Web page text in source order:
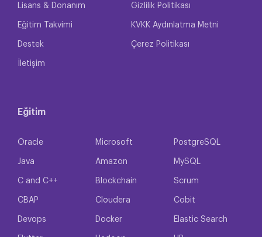
Lisans & Donanım
Eğitim Takvimi
Destek
İletişim
Gizlilik Politikası
KVKK Aydınlatma Metni
Çerez Politikası
Eğitim
Oracle Microsoft PostgreSQL
Java Amazon MySQL
C and C++ Blockchain Scrum
CBAP Cloudera Cobit
Devops Docker Elastic Search